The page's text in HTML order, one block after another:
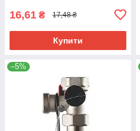
16,61 ₴ 17,48 ₴
Купити
–5%